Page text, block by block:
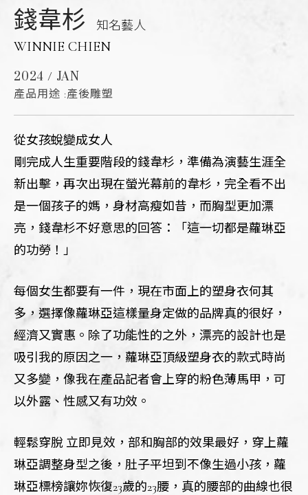
錢韋杉 知名藝人
WINNIE CHIEN
2024 / JAN
產品用途 :產後雕塑
從女孩蛻變成女人
剛完成人生重要階段的錢韋杉，準備為演藝生涯全
新出擊，再次出現在螢光幕前的韋杉，完全看不出
是一個孩子的媽，身材高瘦如昔，而胸型更加漂
亮，錢韋杉不好意思的回答：「這一切都是蘿琳亞
的功勞！」
每個女生都要有一件，現在市面上的塑身衣何其
多，選擇像蘿琳亞這樣量身定做的品牌真的很好，
經濟又實惠。除了功能性的之外，漂亮的設計也是
吸引我的原因之一，蘿琳亞頂級塑身衣的款式時尚
又多變，像我在產品記者會上穿的粉色薄馬甲，可
以外露、性感又有功效。
輕鬆穿脫 立即見效，部和胸部的效果最好，穿上蘿
琳亞調整身型之後，肚子平坦到不像生過小孩，蘿
琳亞標榜讓妳恢復23歲的23腰，真的腰部的曲線也很